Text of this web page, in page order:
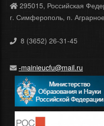
295015, Российская
г. Симферополь, п.
8 (3652) 26-31-45
-mainieucfu@mail.ru